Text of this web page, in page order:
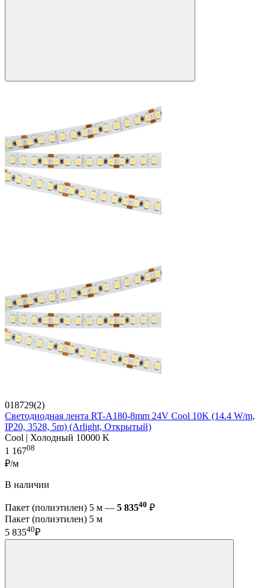
018729(2)
Светодиодная лента RT-A180-8mm 24V Cool 10K (14.4 W/m,
IP20, 3528, 5m) (Arlight, Открытый)
Cool | Холодный 10000 K
1 16708
₽/м
В наличии
Пакет (полиэтилен) 5 м — 5 83540 ₽
Пакет (полиэтилен) 5 м
5 83540₽